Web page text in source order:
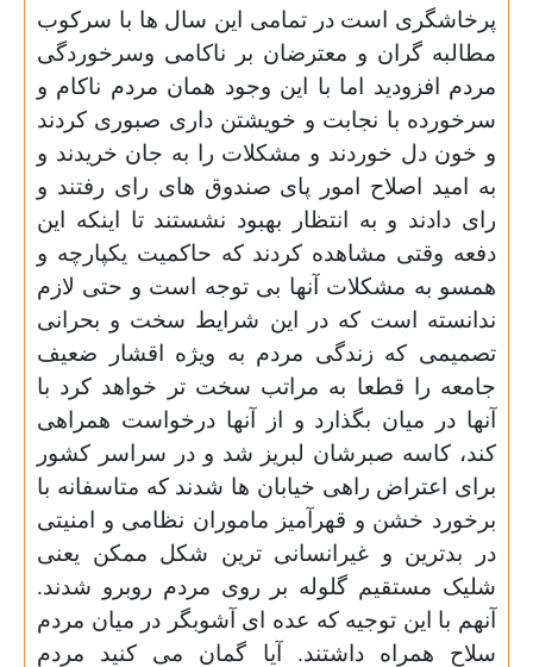
پرخاشگری است در تمامی این سال ها با سرکوب
مطالبه گران و معترضان بر ناکامی وسرخوردگی
مردم افزودید اما با این وجود همان مردم ناکام و
سرخورده با نجابت و خویشتن داری صبوری کردند
و خون دل خوردند و مشکلات را به جان خریدند و
به امید اصلاح امور پای صندوق های رای رفتند و
رای دادند و به انتظار بهبود نشستند تا اینکه این
دفعه وقتی مشاهده کردند که حاکمیت یکپارچه و
همسو به مشکلات آنها بی توجه است و حتی لازم
ندانسته است که در این شرایط سخت و بحرانی
تصمیمی که زندگی مردم به ویژه اقشار ضعیف
جامعه را قطعا به مراتب سخت تر خواهد کرد با
آنها در میان بگذارد و از آنها درخواست همراهی
کند، کاسه صبرشان لبریز شد و در سراسر کشور
برای اعتراض راهی خیابان ها شدند که متاسفانه با
برخورد خشن و قهرآمیز ماموران نظامی و امنیتی
در بدترین و غیرانسانی ترین شکل ممکن یعنی
شلیک مستقیم گلوله بر روی مردم روبرو شدند.
آنهم با این توجیه که عده ای آشوبگر در میان مردم
سلاح همراه داشتند.
آیا گمان می کنید مردم